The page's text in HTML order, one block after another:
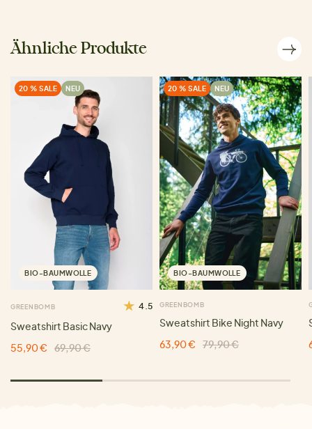
Ähnliche Produkte
20 % SALE NEU
BIO-BAUMWOLLE
GREENBOMB 4.5
Sweatshirt Basic Navy
55,90 €
69,90 €
20 % SALE NEU
BIO-BAUMWOLLE
GREENBOMB
Sweatshirt Bike Night Navy
63,90 €
79,90 €